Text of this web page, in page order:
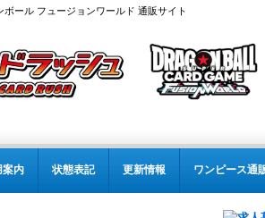
ボール フュージョンワールド 通販サイト
案内 状態表記 更新情報 ワンピース通